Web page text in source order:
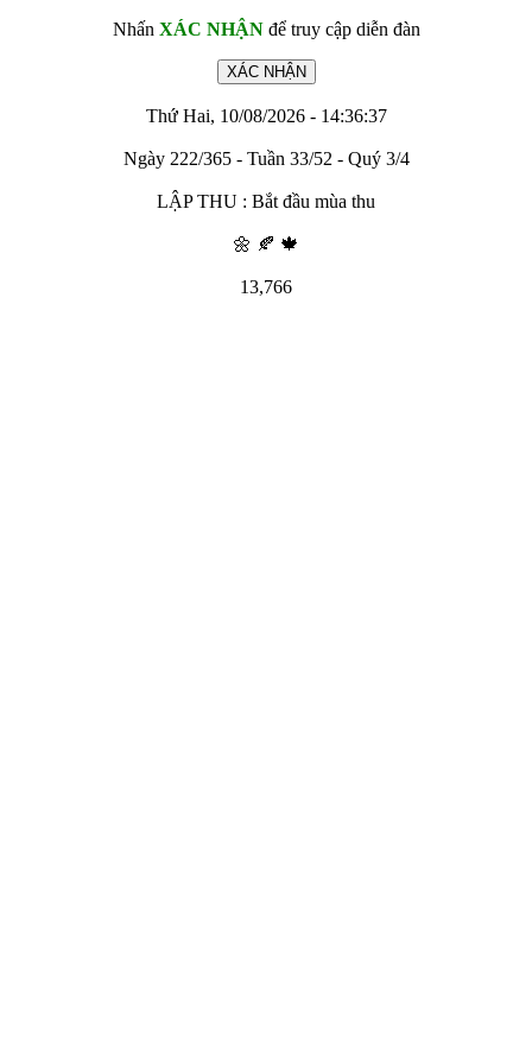
Nhấn XÁC NHẬNđể truy cập diễn đàn
Thứ Hai, 10/08/2026 - 14:36:37
Ngày 222/365 - Tuần 33/52 - Quý 3/4
LẬP THU : Bắt đầu mùa thu
🌼 🍂 🍁
13,766